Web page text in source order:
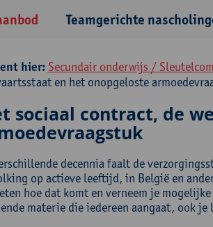
Teamgerichte
hier: Secundair onderwijs /
en het onopgeloste
sociaal contract, de
decennia faalt de
op actieve leeftijd, in België en
hoe dat komt en verneem je
materie die iedereen aangaat, ook je